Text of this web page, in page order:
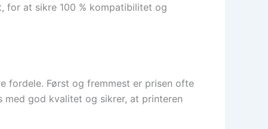
for at sikre 100 % kompatibilitet og
fordele. Først og fremmest er prisen ofte
god kvalitet og sikrer, at printeren